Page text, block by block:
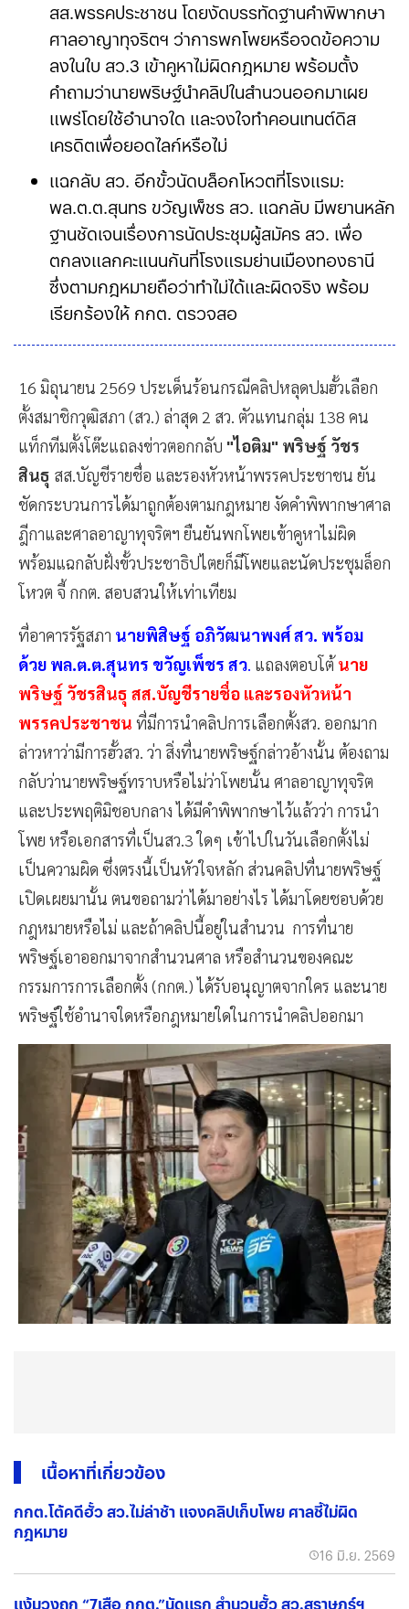
สส.พรรคประชาชน โดยงัดบรรทัดฐานคำพิพากษา
ศาลอาญาทุจริตฯ ว่าการพกโพยหรือจดข้อความ
ลงในใบ สว.3 เข้าคูหาไม่ผิดกฎหมาย พร้อมตั้ง
คำถามว่านายพริษฐ์นำคลิปในสำนวนออกมาเผย
แพร่โดยใช้อำนาจใด และจงใจทำคอนเทนต์ดิส
เครดิตเพื่อยอดไลก์หรือไม่
แฉกลับ สว. อีกขั้วนัดบล็อกโหวตที่โรงแรม:
พล.ต.ต.สุนทร ขวัญเพ็ชร สว. แฉกลับ มีพยานหลัก
ฐานชัดเจนเรื่องการนัดประชุมผู้สมัคร สว. เพื่อ
ตกลงแลกคะแนนกันที่โรงแรมย่านเมืองทองธานี
ซึ่งตามกฎหมายถือว่าทำไม่ได้และผิดจริง พร้อม
เรียกร้องให้ กกต. ตรวจสอบ สว. เสียงข้างน้อยให้
เท่าเทียมกัน ไม่ใช่
16 มิถุนายน 2569 ประเด็นร้อนกรณีคลิปหลุดปมฮั้วเลือก
ตั้งสมาชิกวุฒิสภา (สว.) ล่าสุด 2 สว. ตัวแทนกลุ่ม 138 คน
แท็กทีมตั้งโต๊ะแถลงข่าวตอกกลับ"ไอติม" พริษฐ์ วัชร
สินธุสส.บัญชีรายชื่อ และรองหัวหน้าพรรคประชาชน ยัน
ชัดกระบวนการได้มาถูกต้องตามกฎหมาย งัดคำพิพากษาศาล
ฎีกาและศาลอาญาทุจริตฯ ยืนยันพกโพยเข้าคูหาไม่ผิด
พร้อมแฉกลับฝั่งขั้วประชาธิปไตยก็มีโพยและนัดประชุมล็อก
โหวต จี้ กกต. สอบสวนให้เท่าเทียม
ที่อาคารรัฐสภา นายพิสิษฐ์ อภิวัฒนาพงศ์ สว. พร้อม
ด้วย พล.ต.ต.สุนทร ขวัญเพ็ชร สว.แถลงตอบโต้นาย
พริษฐ์ วัชรสินธุ สส.บัญชีรายชื่อ และรองหัวหน้า
พรรคประชาชนที่มีการนำคลิปการเลือกตั้งสว. ออกมาก
ล่าวหาว่ามีการฮั้วสว. ว่า สิ่งที่นายพริษฐ์กล่าวอ้างนั้น ต้องถาม
กลับว่านายพริษฐ์ทราบหรือไม่ว่าโพยนั้น ศาลอาญาทุจริต
และประพฤติมิชอบกลาง ได้มีคำพิพากษาไว้แล้วว่า การนำ
โพย หรือเอกสารที่เป็นสว.3 ใดๆ เข้าไปในวันเลือกตั้งไม่
เป็นความผิด ซึ่งตรงนี้เป็นหัวใจหลัก ส่วนคลิปที่นายพริษฐ์
เปิดเผยมานั้น ตนขอถามว่าได้มาอย่างไร ได้มาโดยชอบด้วย
กฎหมายหรือไม่ และถ้าคลิปนี้อยู่ในสำนวน การที่นาย
พริษฐ์เอาออกมาจากสำนวนศาล หรือสำนวนของคณะ
กรรมการการเลือกตั้ง (กกต.) ได้รับอนุญาตจากใคร และนาย
พริษฐ์ใช้อำนาจใดหรือกฎหมายใดในการนำคลิปออกมา
เนื้อหาที่เกี่ยวข้อง
กกต.โต้คดีฮั้ว สว.ไม่ล่าช้า แจงคลิปเก็บโพย ศาลชี้ไม่ผิด